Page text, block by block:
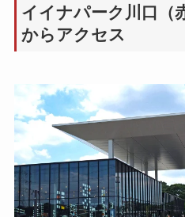
イイナパーク川口（
からアクセス